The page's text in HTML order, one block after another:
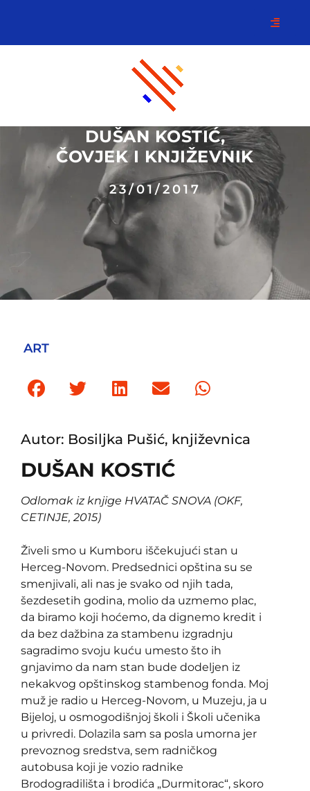
DUŠAN KOSTIĆ,
ČOVJEK I KNJIŽEVNIK
23/01/2017
ART
Autor: Bosiljka Pušić, književnica
DUŠAN KOSTIĆ
Odlomak iz knjige HVATAČ SNOVA (OKF,
CETINJE, 2015)
Živeli smo u Kumboru iščekujući stan u
Herceg-Novom. Predsednici opština su se
smenjivali, ali nas je svako od njih tada,
šezdesetih godina, molio da uzmemo plac,
da biramo koji hoćemo, da dignemo kredit i
da bez dažbina za stambenu izgradnju
sagradimo svoju kuću umesto što ih
gnjavimo da nam stan bude dodeljen iz
nekakvog opštinskog stambenog fonda. Moj
muž je radio u Herceg-Novom, u Muzeju, ja u
Bijeloj, u osmogodišnjoj školi i Školi učenika
u privredi. Dolazila sam sa posla umorna jer
prevoznog sredstva, sem radničkog
autobusa koji je vozio radnike
Brodogradilišta i brodića „Durmitorac“, skoro